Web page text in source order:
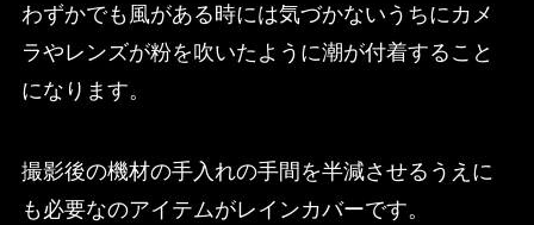
わずかでも風がある時には気づかないうちにカメ
ラやレンズが粉を吹いたように潮が付着すること
になります。
撮影後の機材の手入れの手間を半減させるうえに
も必要なのアイテムがレインカバーです。